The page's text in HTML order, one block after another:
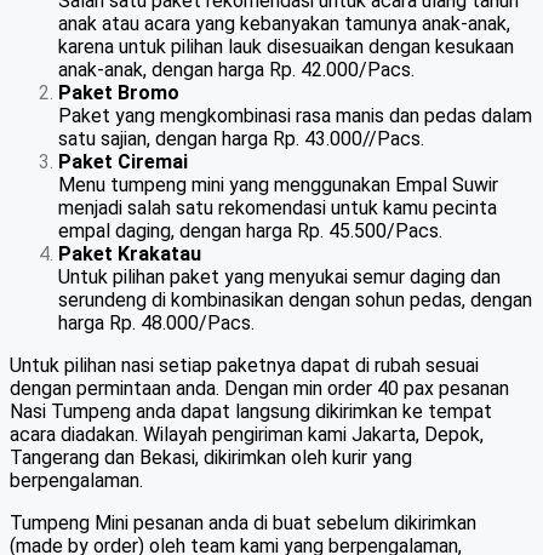
anak atau acara yang kebanyakan tamunya anak-anak,
karena untuk pilihan lauk disesuaikan dengan kesukaan
anak-anak, dengan harga Rp. 42.000/Pacs.
Paket Bromo
Paket yang mengkombinasi rasa manis dan pedas dalam
satu sajian, dengan harga Rp. 43.000//Pacs.
Paket Ciremai
Menu tumpeng mini yang menggunakan Empal Suwir
menjadi salah satu rekomendasi untuk kamu pecinta
empal daging, dengan harga Rp. 45.500/Pacs.
Paket Krakatau
Untuk pilihan paket yang menyukai semur daging dan
serundeng di kombinasikan dengan sohun pedas, dengan
harga Rp. 48.000/Pacs.
Untuk pilihan nasi setiap paketnya dapat di rubah sesuai
dengan permintaan anda. Dengan min order 40 pax pesanan
Nasi Tumpeng anda dapat langsung dikirimkan ke tempat
acara diadakan. Wilayah pengiriman kami Jakarta, Depok,
Tangerang dan Bekasi, dikirimkan oleh kurir yang
berpengalaman.
Tumpeng Mini pesanan anda di buat sebelum dikirimkan
(made by order) oleh team kami yang berpengalaman,